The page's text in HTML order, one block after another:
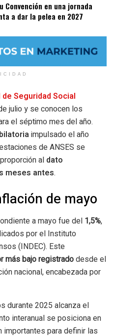
Convención en una jornada
a dar la pelea en 2027
Seguridad Social
julio y se conocen los
el séptimo mes del año.
impulsado el año
de ANSES se
al dato
meses antes.
de mayo
a mayo fue del 1,5%,
por el Instituto
(INDEC). Este
más bajo registrado desde el
nacional, encabezada por
durante 2025 alcanza el
interanual se posiciona en
importantes para definir las